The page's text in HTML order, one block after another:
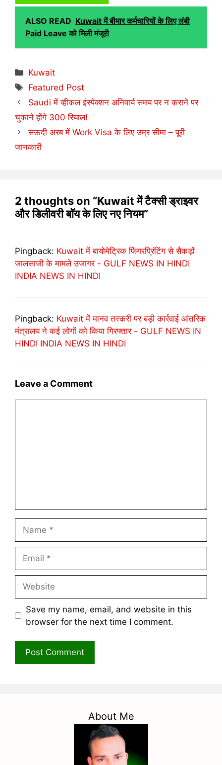
ALSO READ Kuwait में बीमार कर्मचारियों के लिए लंबी
Paid Leave को मिली मंजूरी
Categories
Kuwait
Tags
Featured Post
Saudi में व्हीकल इंस्पेक्शन अनिवार्य समय पर न कराने पर
चुकाने होंगे 300 रियाल!
सऊदी अरब में Work Visa के लिए उम्र सीमा – पूरी
जानकारी
2 thoughts on “Kuwait में टैक्सी ड्राइवर
और डिलीवरी बॉय के लिए नए नियम”
Pingback: Kuwait में बायोमेट्रिक फिंगरप्रिंटिंग से सैकड़ों
जालसाजी के मामले उजागर - GULF NEWS IN HINDI
INDIA NEWS IN HINDI
Pingback: Kuwait में मानव तस्करी पर बड़ी कार्रवाई आंतरिक
मंत्रालय ने कई लोगों को किया गिरफ्तार - GULF NEWS IN
HINDI INDIA NEWS IN HINDI
Leave a Comment
Save my name, email, and website in this
browser for the next time I comment.
About Me